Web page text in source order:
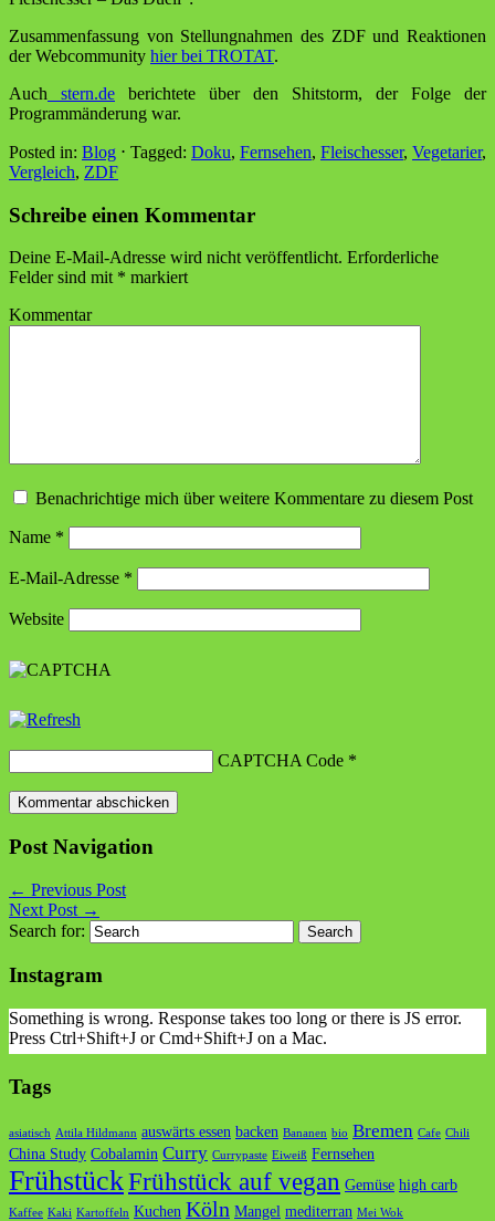
Zusammenfassung von Stellungnahmen des ZDF und Reaktionen
der Webcommunity hier bei TROTAT.
Auch stern.de berichtete über den Shitstorm, der Folge der
Programmänderung war.
Posted in: Blog ⋅ Tagged: Doku, Fernsehen, Fleischesser, Vegetarier,
Vergleich, ZDF
Schreibe einen Kommentar
Deine E-Mail-Adresse wird nicht veröffentlicht. Erforderliche
Felder sind mit * markiert
Kommentar
Benachrichtige mich über weitere Kommentare zu diesem Post
Name *
E-Mail-Adresse *
Website
CAPTCHA Code *
Post Navigation
← Previous Post
Next Post →
Search for:
Instagram
Something is wrong. Response takes too long or there is JS error.
Press Ctrl+Shift+J or Cmd+Shift+J on a Mac.
Tags
asiatisch Attila Hildmann auswärts essen backen Bananen bio Bremen Cafe Chili
China Study Cobalamin Curry Currypaste Eiweiß Fernsehen
FrühstückFrühstück auf vegan Gemüse high carb
Kaffee Kaki Kartoffeln Kuchen Köln Mangel mediterran Mei Wok